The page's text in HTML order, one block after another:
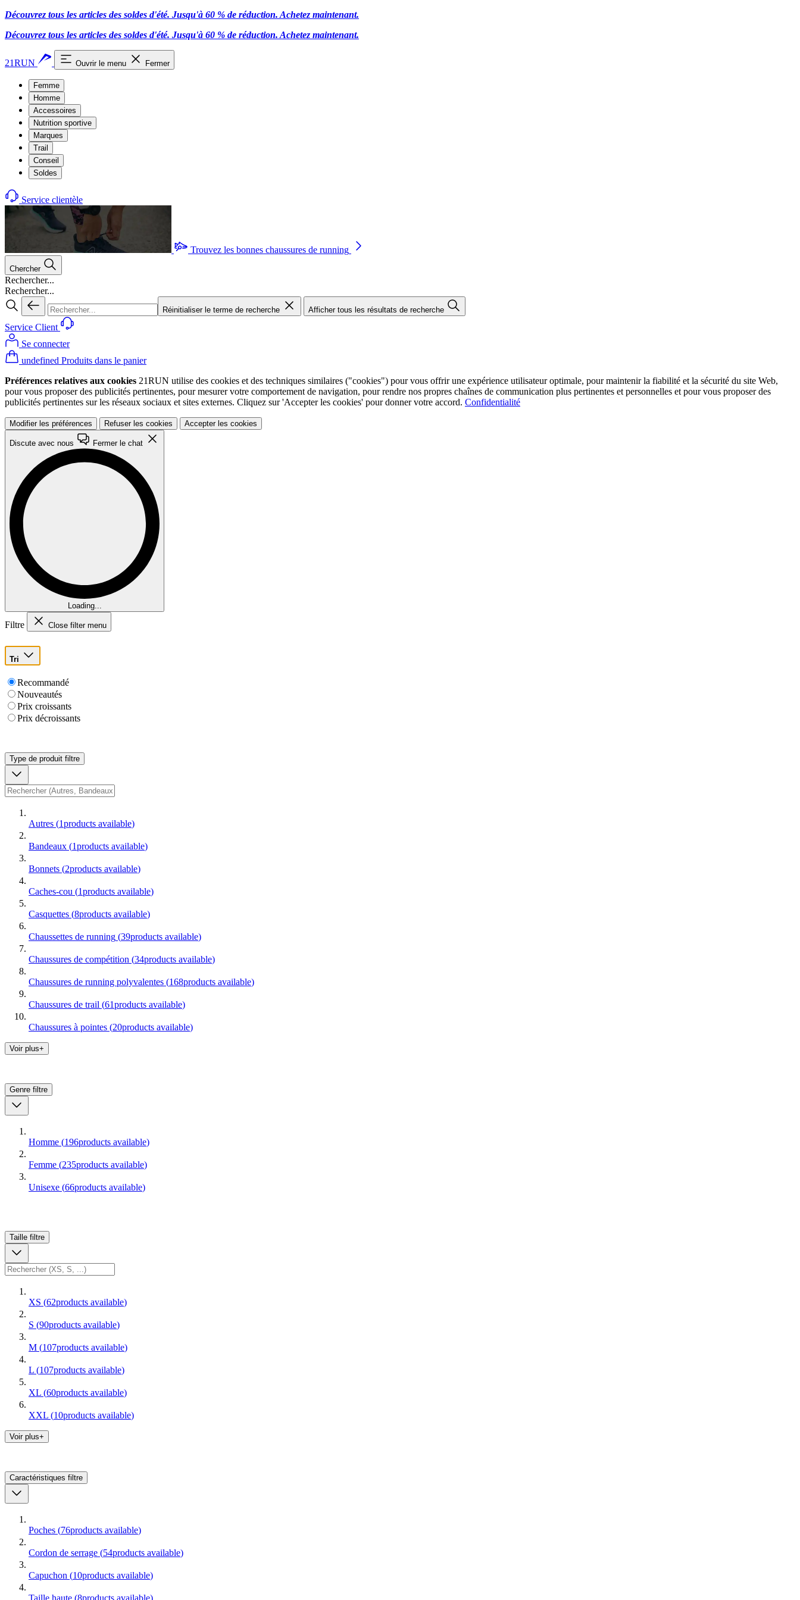
Découvrez tous les articles des soldes d'été. Jusqu'à 60 % de réduction. Achetez maintenant.
Découvrez tous les articles des soldes d'été. Jusqu'à 60 % de réduction. Achetez maintenant.
21RUN Ouvrir le menu Fermer
Femme
Homme
Accessoires
Nutrition sportive
Marques
Trail
Conseil
Soldes
Service clientèle
Trouvez les bonnes chaussures de running
Chercher
Rechercher...
Rechercher...
Réinitialiser le terme de recherche Afficher tous les résultats de recherche
Service Client
Se connecter
undefined Produits dans le panier
Préférences relatives aux cookies 21RUN utilise des cookies et des techniques similaires ("cookies") pour vous offrir une expérience utilisateur optimale, pour maintenir la fiabilité et la sécurité du site Web,
pour vous proposer des publicités pertinentes, pour mesurer votre comportement de navigation, pour rendre nos propres chaînes de communication plus pertinentes et personnelles et pour vous proposer des
publicités pertinentes sur les réseaux sociaux et sites externes. Cliquez sur 'Accepter les cookies' pour donner votre accord. Confidentialité
Modifier les préférences Refuser les cookies Accepter les cookies
Discute avec nous Fermer le chat
Loading...
Filtre Close filter menu
Tri
Recommandé
Nouveautés
Prix croissants
Prix décroissants
Type de produit filtre
Autres (1products available)
Bandeaux (1products available)
Bonnets (2products available)
Caches-cou (1products available)
Casquettes (8products available)
Chaussettes de running (39products available)
Chaussures de compétition (34products available)
Chaussures de running polyvalentes (168products available)
Chaussures de trail (61products available)
Chaussures à pointes (20products available)
Voir plus+
Genre filtre
Homme (196products available)
Femme (235products available)
Unisexe (66products available)
Taille filtre
XS (62products available)
S (90products available)
M (107products available)
L (107products available)
XL (60products available)
XXL (10products available)
Voir plus+
Caractéristiques filtre
Poches (76products available)
Cordon de serrage (54products available)
Capuchon (10products available)